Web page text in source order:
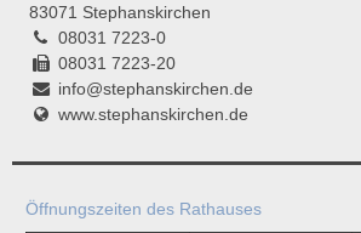
83071 Stephanskirchen
08031 7223-0
08031 7223-20
info@stephanskirchen.de
www.stephanskirchen.de
Öffnungszeiten des Rathauses